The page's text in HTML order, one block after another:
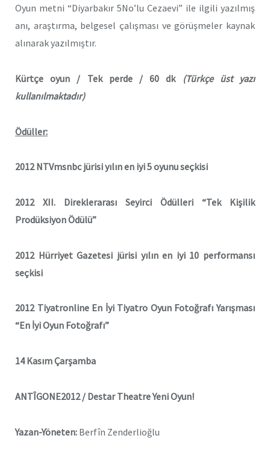
Oyun metni “Diyarbakır 5No’lu Cezaevi” ile ilgili yazılmış
anı, araştırma, belgesel çalışması ve görüşmeler kaynak
alınarak yazılmıştır.
Kürtçe oyun / Tek perde / 60 dk
(Türkçe üst yazı
kullanılmaktadır)
Ödüller:
2012 NTVmsnbc jürisi yılın en iyi 5 oyunu seçkisi
2012 XII. Direklerarası Seyirci Ödülleri “Tek Kişilik
Prodüksiyon Ödülü”
2012 Hürriyet Gazetesi jürisi yılın en iyi 10 performansı
seçkisi
2012 Tiyatronline En İyi Tiyatro Oyun Fotoğrafı Yarışması
“En İyi Oyun Fotoğrafı”
14 Kasım Çarşamba
ANTÎGONE2012 / Destar TheatreYeni Oyun!
Yazan-Yöneten: Berfîn Zenderlioğlu